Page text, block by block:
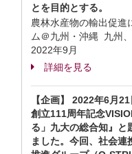
とを目的とする。
農林水産物の輸出促進
ム＠九州・沖縄 九州
2022年9月
詳細を見る
【企画】 2022年6月
創立111周年記念
る」九大の総合知』と
ました。今回、社会